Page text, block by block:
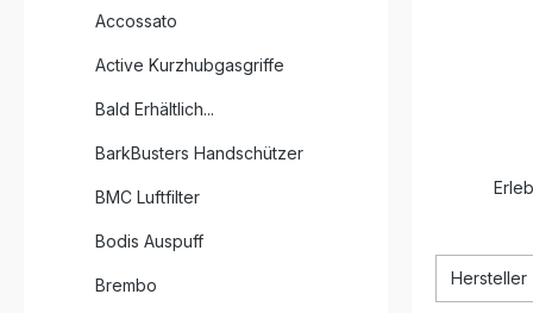
Accossato
Active Kurzhubgasgriffe
Bald Erhältlich...
BarkBusters Handschützer
BMC Luftfilter
Bodis Auspuff
Brembo Hersteller